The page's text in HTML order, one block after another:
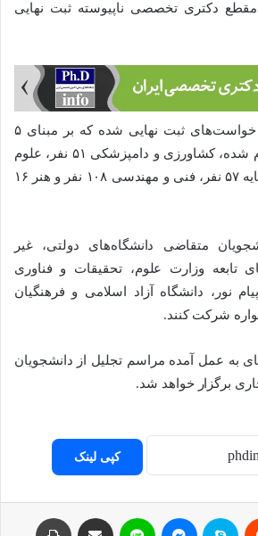
۱۷۹ نفر در مقطع دکتری تخصصی ناپیوسته ثبت نهایی
ارژنگ گفت: در این در خواست‌های ثبت نهایی شده که بر مبنای ۵
گروه‌های آموزشی انجام شده، کشاورزی و دامپزشکی ۵۱ نفر، علوم
انسانی ۲۲۹ نفر، علوم پایه ۵۷ نفر، فنی و مهندسی ۱۰۸ نفر و هنر ۱۶
متقاضی دانشگاه‌های دولتی، غیر
تابعه وزارت علوم، تحقیقات و فناوری
نور، دانشگاه آزاد اسلامی و فرهنگیان
شرکت کنند.
به عمل آمده مراسم تجلیل از دانشجویان
برگزار خواهد شد.
کپی لینک